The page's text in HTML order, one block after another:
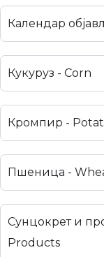
Календар
Кукуруз - Corn
Кромпир -
Пшеница -
Сунцокрет и
Products